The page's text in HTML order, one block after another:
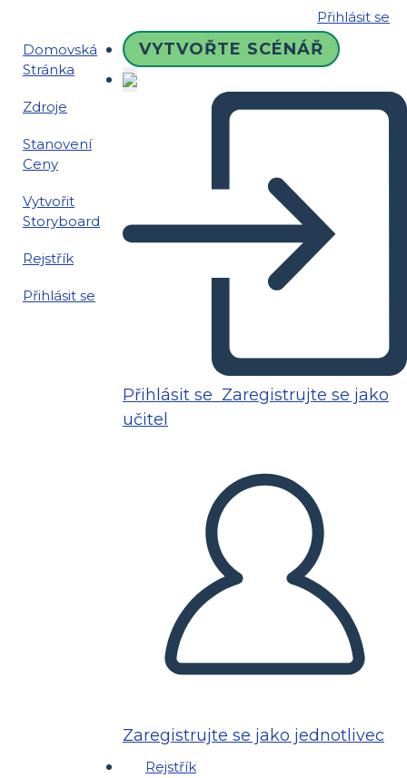
Přihlásit se
Domovská
Stránka
Zdroje
Stanovení
Ceny
Vytvořit
Storyboard
Rejstřík
Přihlásit se
VYTVOŘTE SCÉNÁŘ
Přihlásit se Zaregistrujte se jako
učitel
Zaregistrujte se jako jednotlivec
Rejstřík